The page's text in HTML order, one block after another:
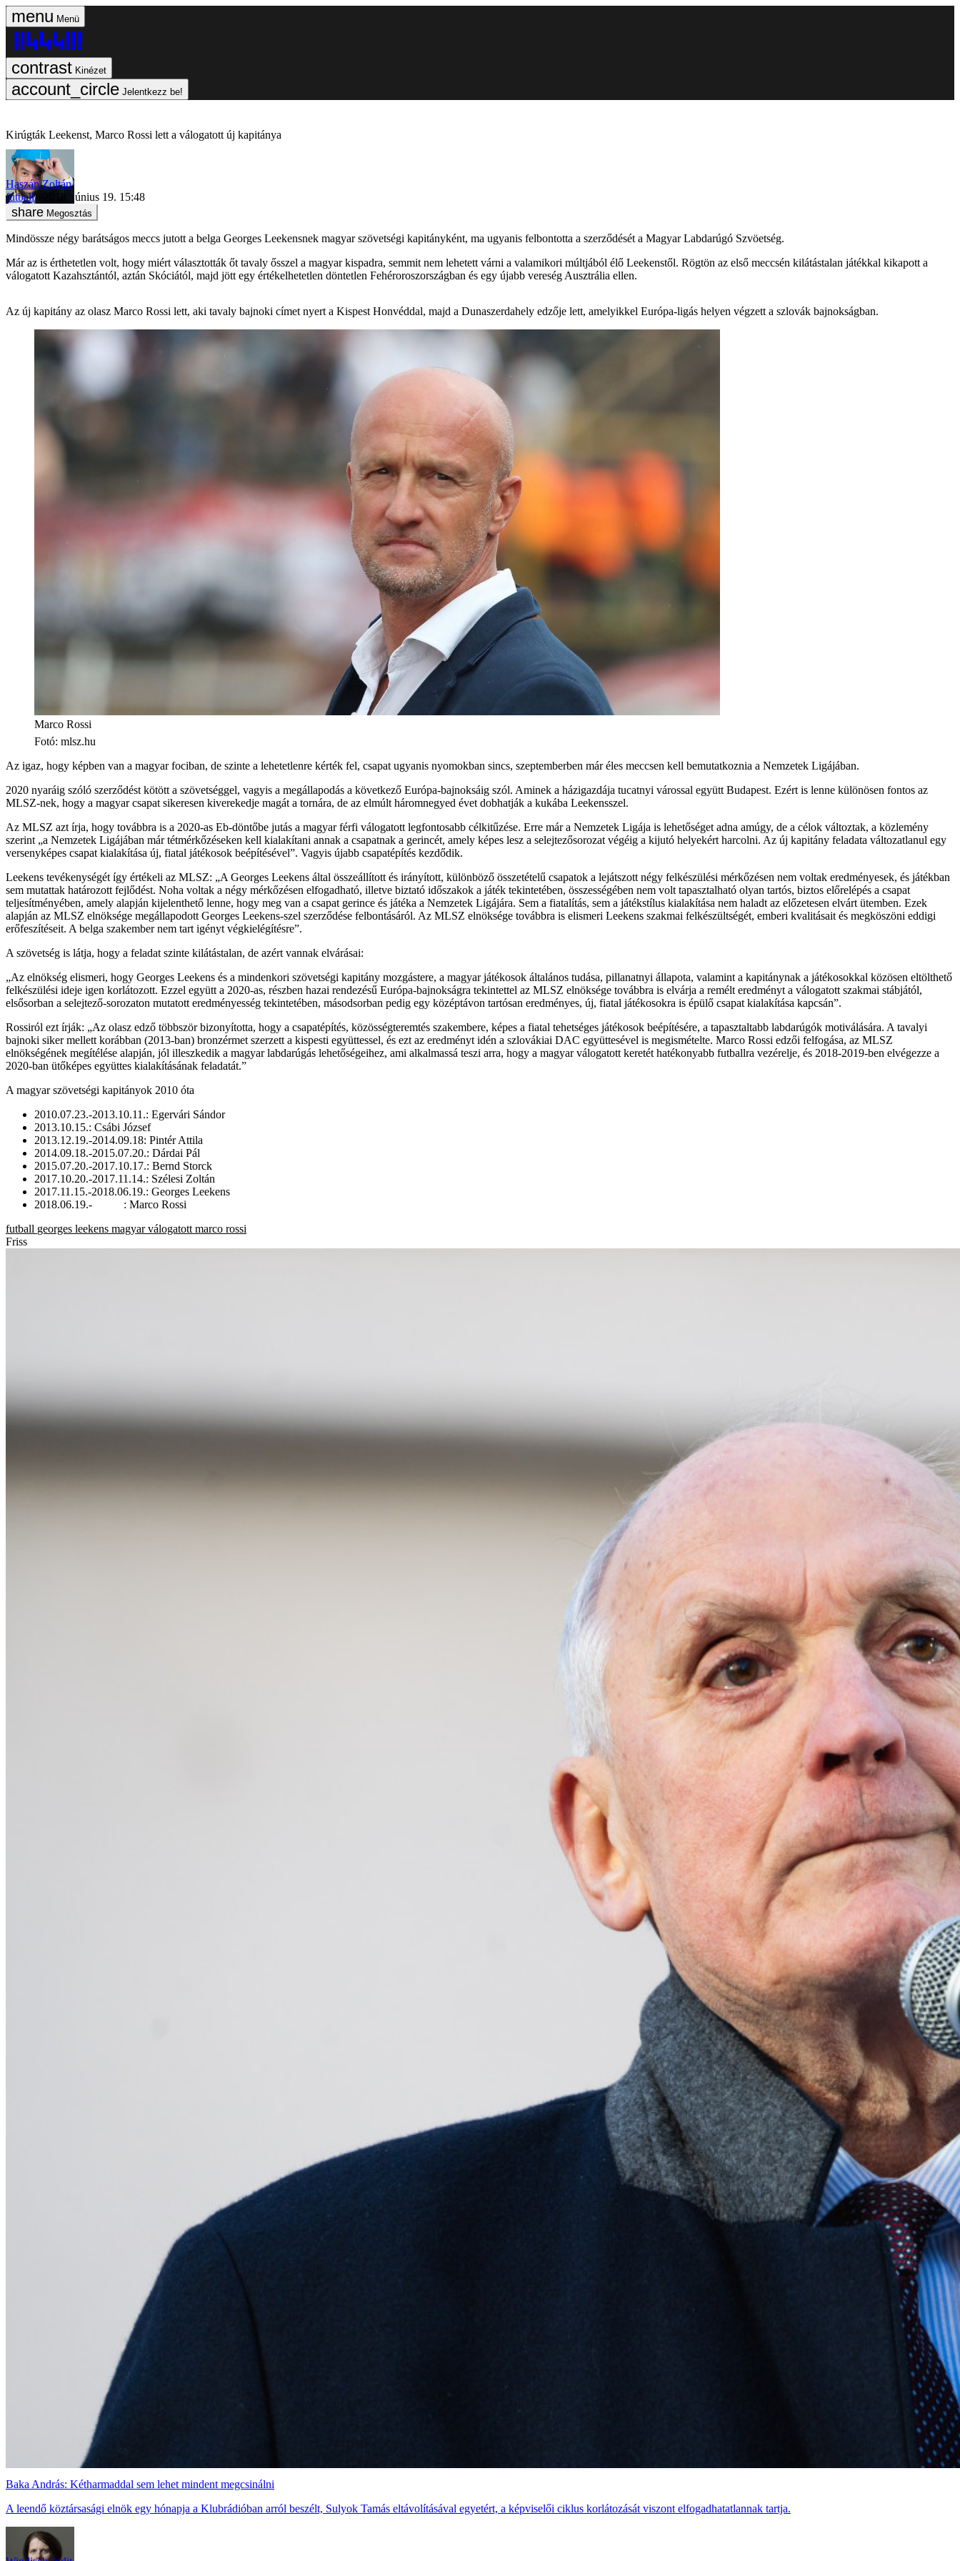
Menü
Kinézet
Jelentkezz be!
Kirúgták Leekenst, Marco Rossi lett a válogatott új kapitánya
Haszán Zoltán
futball
2018. június 19. 15:48
Megosztás
Mindössze négy barátságos meccs jutott a belga Georges Leekensnek magyar szövetségi kapitányként, ma ugyanis felbontotta a szerződését a Magyar Labdarúgó Szvöetség.
Már az is érthetetlen volt, hogy miért választották őt tavaly ősszel a magyar kispadra, semmit nem lehetett várni a valamikori múltjából élő Leekenstől. Rögtön az első meccsén kilátástalan játékkal kikapott a
válogatott Kazahsztántól, aztán Skóciától, majd jött egy értékelhetetlen döntetlen Fehéroroszországban és egy újabb vereség Ausztrália ellen.
Az új kapitány az olasz Marco Rossi lett, aki tavaly bajnoki címet nyert a Kispest Honvéddal, majd a Dunaszerdahely edzője lett, amelyikkel Európa-ligás helyen végzett a szlovák bajnokságban.
Marco Rossi
Fotó: mlsz.hu
Az igaz, hogy képben van a magyar fociban, de szinte a lehetetlenre kérték fel, csapat ugyanis nyomokban sincs, szeptemberben már éles meccsen kell bemutatkoznia a Nemzetek Ligájában.
2020 nyaráig szóló szerződést kötött a szövetséggel, vagyis a megállapodás a következő Európa-bajnoksáig szól. Aminek a házigazdája tucatnyi várossal együtt Budapest. Ezért is lenne különösen fontos az
MLSZ-nek, hogy a magyar csapat sikeresen kiverekedje magát a tornára, de az elmúlt háromnegyed évet dobhatják a kukába Leekensszel.
Az MLSZ azt írja, hogy továbbra is a 2020-as Eb-döntőbe jutás a magyar férfi válogatott legfontosabb célkitűzése. Erre már a Nemzetek Ligája is lehetőséget adna amúgy, de a célok változtak, a közlemény
szerint „a Nemzetek Ligájában már tétmérkőzéseken kell kialakítani annak a csapatnak a gerincét, amely képes lesz a selejtezősorozat végéig a kijutó helyekért harcolni. Az új kapitány feladata változatlanul egy
versenyképes csapat kialakítása új, fiatal játékosok beépítésével”. Vagyis újabb csapatépítés kezdődik.
Leekens tevékenységét így értékeli az MLSZ: „A Georges Leekens által összeállított és irányított, különböző összetételű csapatok a lejátszott négy felkészülési mérkőzésen nem voltak eredményesek, és játékban
sem mutattak határozott fejlődést. Noha voltak a négy mérkőzésen elfogadható, illetve biztató időszakok a játék tekintetében, összességében nem volt tapasztalható olyan tartós, biztos előrelépés a csapat
teljesítményében, amely alapján kijelenthető lenne, hogy meg van a csapat gerince és játéka a Nemzetek Ligájára. Sem a fiatalítás, sem a játékstílus kialakítása nem haladt az előzetesen elvárt ütemben. Ezek
alapján az MLSZ elnöksége megállapodott Georges Leekens-szel szerződése felbontásáról. Az MLSZ elnöksége továbbra is elismeri Leekens szakmai felkészültségét, emberi kvalitásait és megköszöni eddigi
erőfeszítéseit. A belga szakember nem tart igényt végkielégítésre”.
A szövetség is látja, hogy a feladat szinte kilátástalan, de azért vannak elvárásai:
„Az elnökség elismeri, hogy Georges Leekens és a mindenkori szövetségi kapitány mozgástere, a magyar játékosok általános tudása, pillanatnyi állapota, valamint a kapitánynak a játékosokkal közösen eltölthető
felkészülési ideje igen korlátozott. Ezzel együtt a 2020-as, részben hazai rendezésű Európa-bajnokságra tekintettel az MLSZ elnöksége továbbra is elvárja a remélt eredményt a válogatott szakmai stábjától,
elsősorban a selejtező-sorozaton mutatott eredményesség tekintetében, másodsorban pedig egy középtávon tartósan eredményes, új, fiatal játékosokra is épülő csapat kialakítása kapcsán”.
Rossiról ezt írják: „Az olasz edző többször bizonyította, hogy a csapatépítés, közösségteremtés szakembere, képes a fiatal tehetséges játékosok beépítésére, a tapasztaltabb labdarúgók motiválására. A tavalyi
bajnoki siker mellett korábban (2013-ban) bronzérmet szerzett a kispesti együttessel, és ezt az eredményt idén a szlovákiai DAC együttesével is megismételte. Marco Rossi edzői felfogása, az MLSZ
elnökségének megítélése alapján, jól illeszkedik a magyar labdarúgás lehetőségeihez, ami alkalmassá teszi arra, hogy a magyar válogatott keretét hatékonyabb futballra vezérelje, és 2018-2019-ben elvégezze a
2020-ban ütőképes együttes kialakításának feladatát.”
A magyar szövetségi kapitányok 2010 óta
2010.07.23.-2013.10.11.: Egervári Sándor
2013.10.15.: Csábi József
2013.12.19.-2014.09.18: Pintér Attila
2014.09.18.-2015.07.20.: Dárdai Pál
2015.07.20.-2017.10.17.: Bernd Storck
2017.10.20.-2017.11.14.: Szélesi Zoltán
2017.11.15.-2018.06.19.: Georges Leekens
2018.06.19.- : Marco Rossi
futball georges leekens magyar válogatott marco rossi
Friss
Baka András: Kétharmaddal sem lehet mindent megcsinálni
A leendő köztársasági elnök egy hónapja a Klubrádióban arról beszélt, Sulyok Tamás eltávolításával egyetért, a képviselői ciklus korlátozását viszont elfogadhatatlannak tartja.